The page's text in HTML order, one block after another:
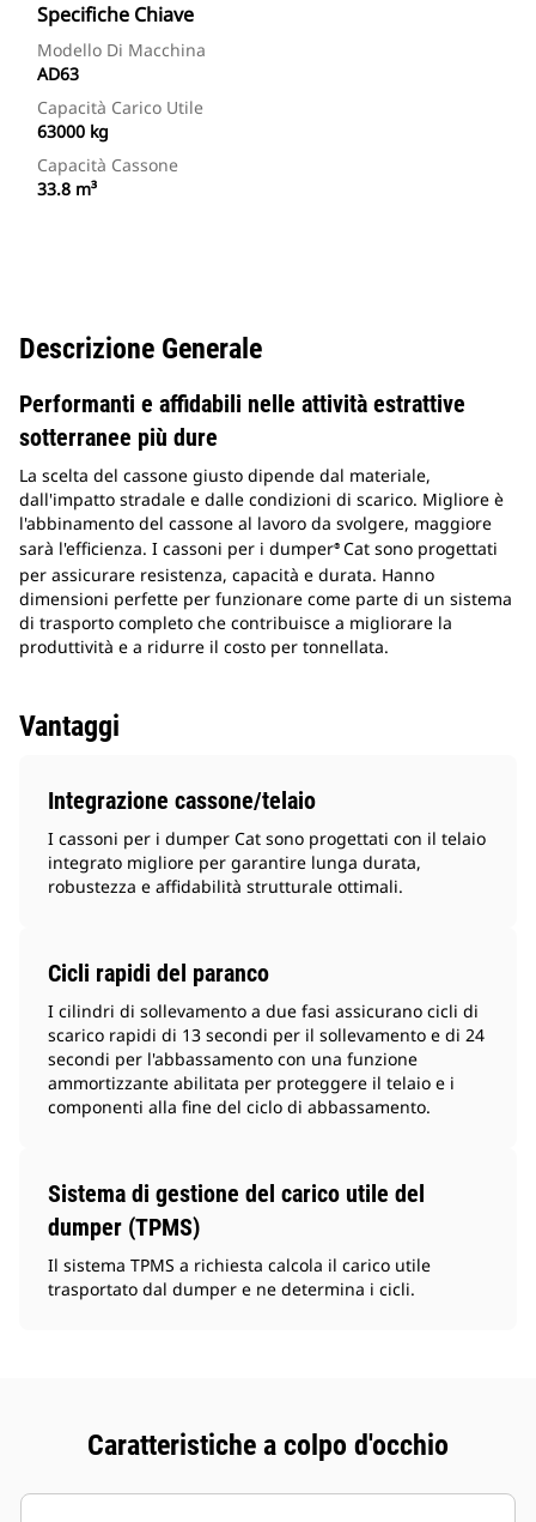
Specifiche Chiave
Modello Di Macchina
AD63
Capacità Carico Utile
63000 kg
Capacità Cassone
33.8 m³
Descrizione Generale
Performanti e affidabili nelle attività estrattive
sotterranee più dure
La scelta del cassone giusto dipende dal materiale,
dall'impatto stradale e dalle condizioni di scarico. Migliore è
l'abbinamento del cassone al lavoro da svolgere, maggiore
sarà l'efficienza. I cassoni per i dumper® Cat sono progettati
per assicurare resistenza, capacità e durata. Hanno
dimensioni perfette per funzionare come parte di un sistema
di trasporto completo che contribuisce a migliorare la
produttività e a ridurre il costo per tonnellata.
Vantaggi
Integrazione cassone/telaio
I cassoni per i dumper Cat sono progettati con il telaio
integrato migliore per garantire lunga durata,
robustezza e affidabilità strutturale ottimali.
Cicli rapidi del paranco
I cilindri di sollevamento a due fasi assicurano cicli di
scarico rapidi di 13 secondi per il sollevamento e di 24
secondi per l'abbassamento con una funzione
ammortizzante abilitata per proteggere il telaio e i
componenti alla fine del ciclo di abbassamento.
Sistema di gestione del carico utile del
dumper (TPMS)
Il sistema TPMS a richiesta calcola il carico utile
trasportato dal dumper e ne determina i cicli.
Caratteristiche a colpo d'occhio